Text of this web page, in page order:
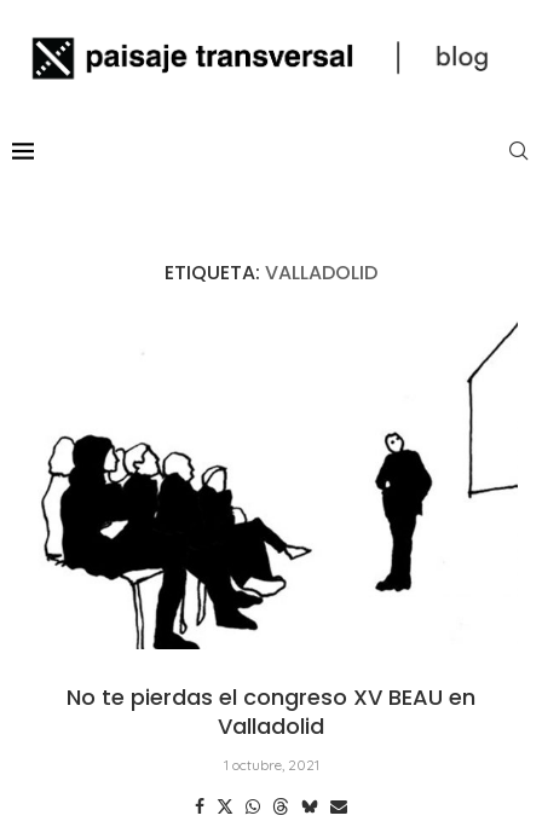
ETIQUETA: VALLADOLID
No te pierdas el congreso XV BEAU en
Valladolid
1 octubre, 2021